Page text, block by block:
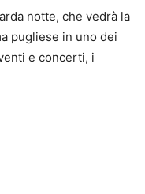
notte, che vedrà la
pugliese in uno dei
e concerti, i